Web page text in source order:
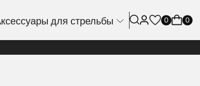
для стрельбы 0 0